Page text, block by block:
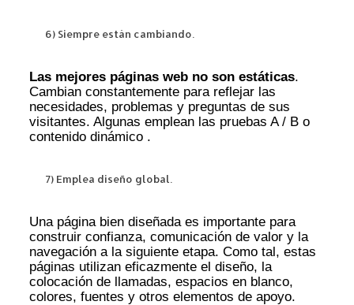
6) Siempre están cambiando.
Las mejores páginas web no son estáticas.
Cambian constantemente para reflejar las
necesidades, problemas y preguntas de sus
visitantes. Algunas emplean las pruebas A / B o
contenido dinámico .
7) Emplea diseño global.
Una página bien diseñada es importante para
construir confianza, comunicación de valor y la
navegación a la siguiente etapa. Como tal, estas
páginas utilizan eficazmente el diseño, la
colocación de llamadas, espacios en blanco,
colores, fuentes y otros elementos de apoyo.